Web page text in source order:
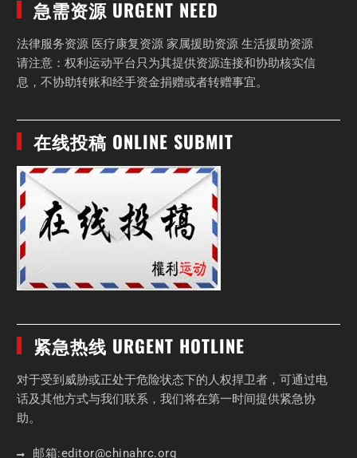
急需资源 URGENT NEED
法律服务资源 医疗康复资源 家属援助资源 生活援助资源
请注意：权利运动平台只为其提供资源连接和协助核实信
息，不协助转账和经手资金捐赠或者转赠事宜。
在线投稿 ONLINE SUBMIT
紧急热线 URGENT HOTLINE
对于受到威胁或正处于危险状态下的人权捍卫者，可通过电
话及其他方式与我们联系，我们将在第一时间提供紧急协
助。
邮箱:editor@chinahrc.org